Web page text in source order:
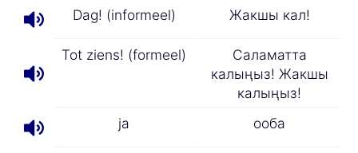
Dag! (informeel)
Жакшы кал!
Tot ziens! (formeel)
Саламатта
калыңыз! Жакшы
калыңыз!
ja
ооба